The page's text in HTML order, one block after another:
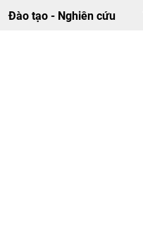
Đào tạo - Nghiên cứu